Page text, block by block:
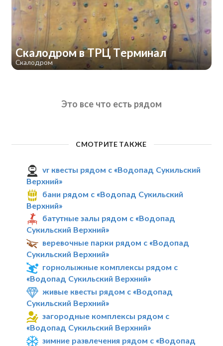
Скалодром в ТРЦ Терминал
Скалодром
Это все что есть рядом
СМОТРИТЕ ТАКЖЕ
vr квесты рядом с «Водопад Сукильский
Верхний»
бани рядом с «Водопад Сукильский
Верхний»
батутные залы рядом с «Водопад
Сукильский Верхний»
веревочные парки рядом с «Водопад
Сукильский Верхний»
горнолыжные комплексы рядом с
«Водопад Сукильский Верхний»
живые квесты рядом с «Водопад
Сукильский Верхний»
загородные комплексы рядом с
«Водопад Сукильский Верхний»
зимние развлечения рядом с «Водопад